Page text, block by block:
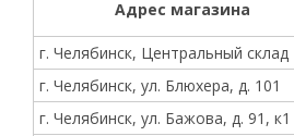
Адрес магазина
г. Челябинск, Центральный склад
г. Челябинск, ул. Блюхера, д. 101
г. Челябинск, ул. Бажова, д. 91, к1